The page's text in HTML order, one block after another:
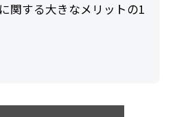
関する大きなメリットの1